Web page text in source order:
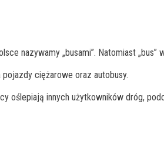
nazywamy „busami”. Natomiast „bus”
ciężarowe oraz autobusy.
oślepiają innych użytkowników dróg,